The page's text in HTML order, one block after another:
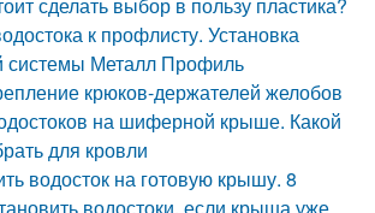
к профлисту. Установка
системы Металл Профиль
крюков-держателей желобов
на шиферной крыше. Какой
для кровли
водосток на готовую крышу. 8